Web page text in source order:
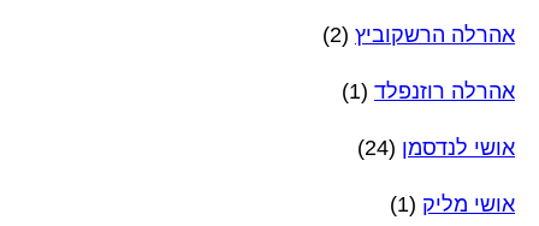
אהרלה הרשקוביץ (2)
אהרלה רוזנפלד (1)
אושי לנדסמן (24)
אושי מליק (1)